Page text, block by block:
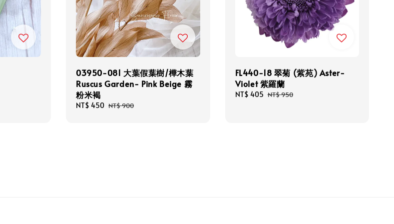
03950-081 大葉假葉樹/樺木葉
Ruscus Garden- Pink Beige 霧
粉米褐
Sale
NT$ 450 Regular
NT$ 900
FL440-18 翠菊 (紫苑) Aster-
Violet 紫羅蘭
Sale
NT$ 405 Regular
NT$ 950